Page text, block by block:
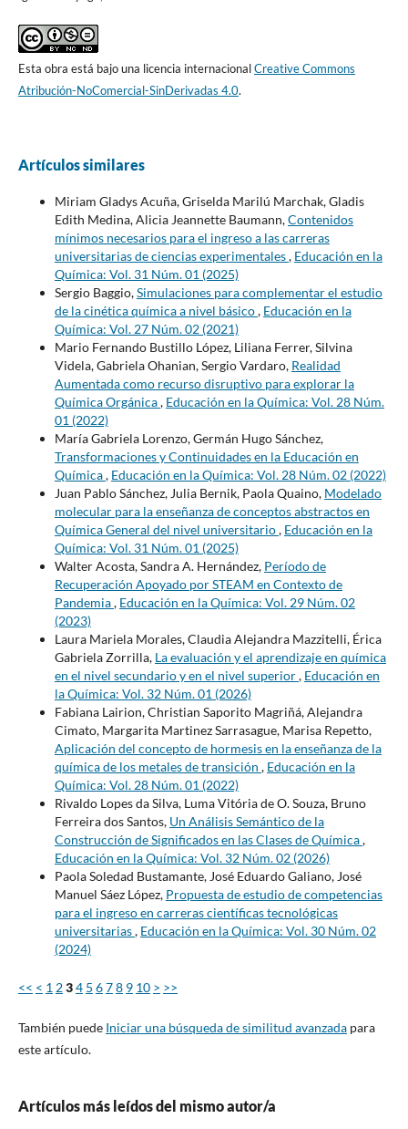
Esta obra está bajo una licencia internacionalCreative Commons
Atribución-NoComercial-SinDerivadas 4.0.
Artículos similares
Miriam Gladys Acuña, Griselda Marilú Marchak, Gladis
Edith Medina, Alicia Jeannette Baumann,Contenidos
mínimos necesarios para el ingreso a las carreras
universitarias de ciencias experimentales, Educación en la
Química: Vol. 31 Núm. 01 (2025)
Sergio Baggio,Simulaciones para complementar el estudio
de la cinética química a nivel básico, Educación en la
Química: Vol. 27 Núm. 02 (2021)
Mario Fernando Bustillo López, Liliana Ferrer, Silvina
Videla, Gabriela Ohanian, Sergio Vardaro, Realidad
Aumentada como recurso disruptivo para explorar la
Química Orgánica, Educación en la Química: Vol. 28 Núm.
01 (2022)
María Gabriela Lorenzo, Germán Hugo Sánchez,
Transformaciones y Continuidades en la Educación en
Química, Educación en la Química: Vol. 28 Núm. 02 (2022)
Juan Pablo Sánchez, Julia Bernik, Paola Quaino, Modelado
molecular para la enseñanza de conceptos abstractos en
Química General del nivel universitario, Educación en la
Química: Vol. 31 Núm. 01 (2025)
Walter Acosta, Sandra A. Hernández, Período de
Recuperación Apoyado por STEAM en Contexto de
Pandemia, Educación en la Química: Vol. 29 Núm. 02
(2023)
Laura Mariela Morales, Claudia Alejandra Mazzitelli, Érica
Gabriela Zorrilla, La evaluación y el aprendizaje en química
en el nivel secundario y en el nivel superior, Educación en
la Química: Vol. 32 Núm. 01 (2026)
Fabiana Lairion, Christian Saporito Magriñá, Alejandra
Cimato, Margarita Martinez Sarrasague, Marisa Repetto,
Aplicación del concepto de hormesis en la enseñanza de la
química de los metales de transición , Educación en la
Química: Vol. 28 Núm. 01 (2022)
Rivaldo Lopes da Silva, Luma Vitória de O. Souza, Bruno
Ferreira dos Santos, Un Análisis Semántico de la
Construcción de Significados en las Clases de Química,
Educación en la Química: Vol. 32 Núm. 02 (2026)
Paola Soledad Bustamante, José Eduardo Galiano, José
Manuel Sáez López, Propuesta de estudio de competencias
para el ingreso en carreras científicas tecnológicas
universitarias, Educación en la Química: Vol. 30 Núm. 02
(2024)
<< < 1 234 5 678 9 10 > >>
También puede Iniciar una búsqueda de similitud avanzadapara
este artículo.
Artículos más leídos del mismo autor/a